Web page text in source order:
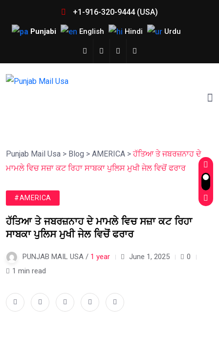
+1-916-320-9444 (USA)
Punjabi English Hindi Urdu
Punjab Mail Usa > Blog > AMERICA >ਹੱਤਿਆ ਤੇ ਜਬਰਜ਼ਨਾਹ ਦੇ
ਮਾਮਲੇ ਵਿਚ ਸਜ਼ਾ ਕਟ ਰਿਹਾ ਸਾਬਕਾ ਪੁਲਿਸ ਮੁਖੀ ਜੇਲ ਵਿਚੋਂ ਫਰਾਰ
#AMERICA
ਹੱਤਿਆ ਤੇ ਜਬਰਜ਼ਨਾਹ ਦੇ ਮਾਮਲੇ ਵਿਚ ਸਜ਼ਾ ਕਟ ਰਿਹਾ
ਸਾਬਕਾ ਪੁਲਿਸ ਮੁਖੀ ਜੇਲ ਵਿਚੋਂ ਫਰਾਰ
PUNJAB MAIL USA / 1 year June 1, 2025
0
1 min read